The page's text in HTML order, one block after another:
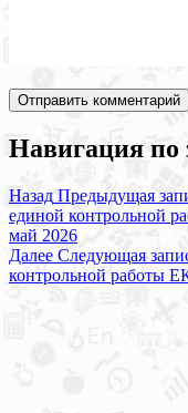
Навигация по
Назад Предыдущая
единой контрольной
май 2026
Далее Следующая
контрольной работы